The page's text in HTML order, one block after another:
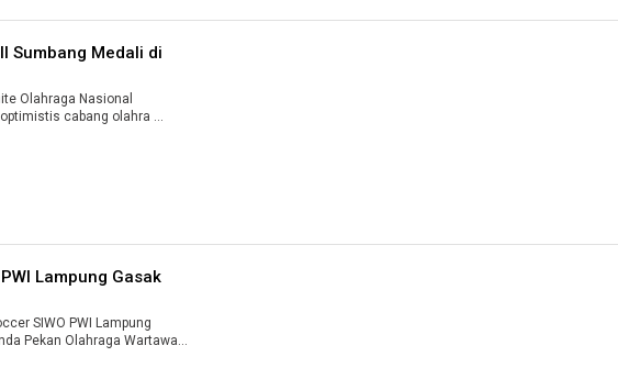
Sumbang Medali di
Olahraga Nasional
cabang olahra ...
Lampung Gasak
SIWO PWI Lampung
Pekan Olahraga Wartawan